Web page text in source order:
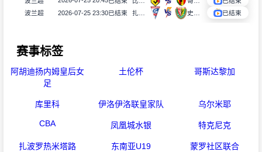
波兰超
2026-07-25 23:30已结束 已结束
赛事标签
阿胡迪扬内姆皇后女
足
土伦杯 哥斯达黎加
库里科 伊洛伊洛联皇家队 乌尔米耶
CBA 凤凰城水银 特克尼克
扎波罗热米塔路 东南亚U19 蒙罗社区联合